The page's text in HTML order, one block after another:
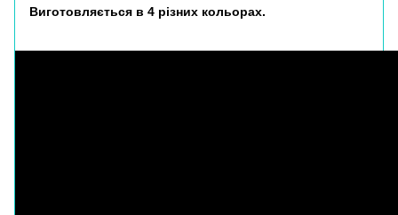
Виготовляється в 4 різних кольорах.